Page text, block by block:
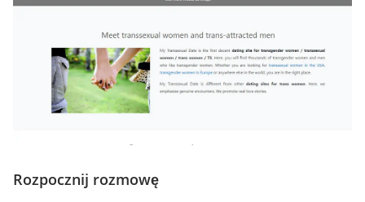
Rozpocznij rozmowę